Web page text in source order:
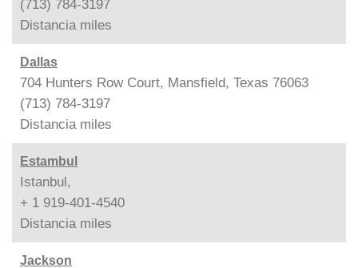
(713) 784-3197
Distancia miles
Dallas
704 Hunters Row Court, Mansfield, Texas 76063
(713) 784-3197
Distancia miles
Estambul
Istanbul,
+ 1 919-401-4540
Distancia miles
Jackson